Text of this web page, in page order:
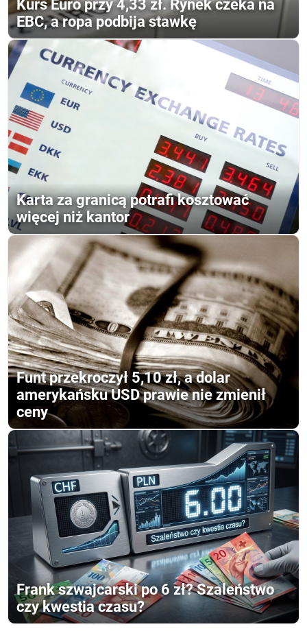
Kurs Euro przy 4,33 zł. Rynek czeka na
EBC, a ropa podbija stawkę
Karta za granicą potrafi kosztować
więcej niż kantor
Funt przekroczył 5,10 zł, a dolar
amerykańsku USD prawie nie zmienił
ceny
Frank szwajcarski po 6 zł? Szaleństwo
czy kwestia czasu?